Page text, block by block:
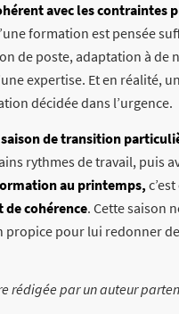
avec les contraintes
formation est pensée
de poste, adaptation à de
expertise. Et en réalité,
décidée dans l’urgence.
saison de transition
rythmes de travail, puis
au printemps,
cohérence. Cette saison
pour lui redonner
rédigée par un auteur